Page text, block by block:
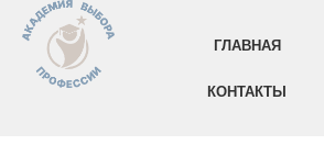
ГЛАВНАЯ
КОНТАКТЫ